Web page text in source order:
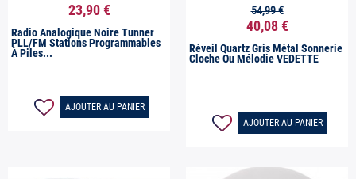
Aperçu rapide
23,90 €
Radio Analogique Noire Tunner
PLL/FM Stations Programmables
À Piles...
AJOUTER AU PANIER
Aperçu rapide
40,08 €
54,99 €
Réveil Quartz Gris Métal Sonnerie
Cloche Ou Mélodie VEDETTE
AJOUTER AU PANIER